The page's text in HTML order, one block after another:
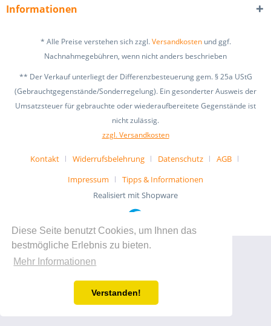
Diese Seite benutzt Cookies, um Ihnen das
bestmögliche Erlebnis zu bieten.
Mehr Informationen
Verstanden!
Informationen
* Alle Preise verstehen sich zzgl.Versandkostenund ggf.
Nachnahmegebühren, wenn nicht anders beschrieben
** Der Verkauf unterliegt der Differenzbesteuerung gem. § 25a UStG
(Gebrauchtgegenstände/Sonderregelung). Ein gesonderter Ausweis der
Umsatzsteuer für gebrauchte oder wiederaufbereitete Gegenstände ist
nicht zulässig.
zzgl. Versandkosten
Kontakt Widerrufsbelehrung Datenschutz
AGB
Impressum
Tipps & Informationen
Realisiert mit Shopware